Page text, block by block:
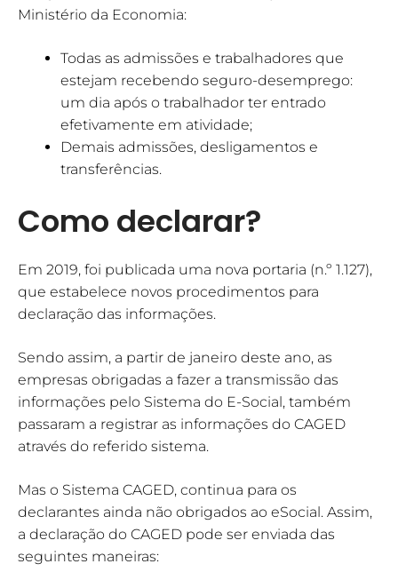
Ministério da Economia:
Todas as admissões e trabalhadores que
estejam recebendo seguro-desemprego:
um dia após o trabalhador ter entrado
efetivamente em atividade;
Demais admissões, desligamentos e
transferências.
Como declarar?
Em 2019, foi publicada uma nova portaria (n.º 1.127),
que estabelece novos procedimentos para
declaração das informações.
Sendo assim, a partir de janeiro deste ano, as
empresas obrigadas a fazer a transmissão das
informações pelo Sistema do E-Social, também
passaram a registrar as informações do CAGED
através do referido sistema.
Mas o Sistema CAGED, continua para os
declarantes ainda não obrigados ao eSocial. Assim,
a declaração do CAGED pode ser enviada das
seguintes maneiras: